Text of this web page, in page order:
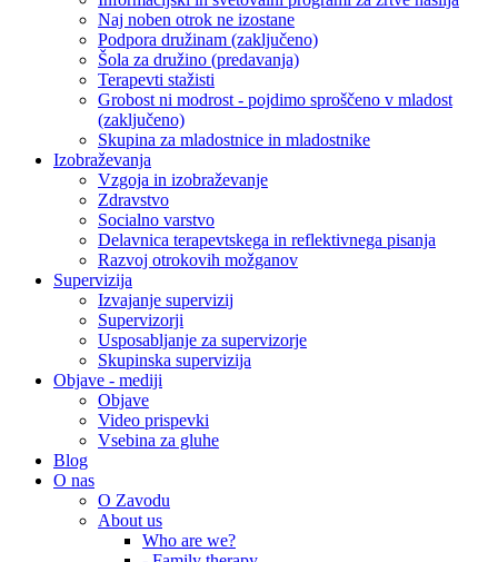
Naj noben otrok ne izostane
Podpora družinam (zaključeno)
Šola za družino (predavanja)
Terapevti stažisti
Grobost ni modrost - pojdimo sproščeno v mladost
(zaključeno)
Skupina za mladostnice in mladostnike
Izobraževanja
Vzgoja in izobraževanje
Zdravstvo
Socialno varstvo
Delavnica terapevtskega in reflektivnega pisanja
Razvoj otrokovih možganov
Supervizija
Izvajanje supervizij
Supervizorji
Usposabljanje za supervizorje
Skupinska supervizija
Objave - mediji
Objave
Video prispevki
Vsebina za gluhe
Blog
O nas
O Zavodu
About us
Who are we?